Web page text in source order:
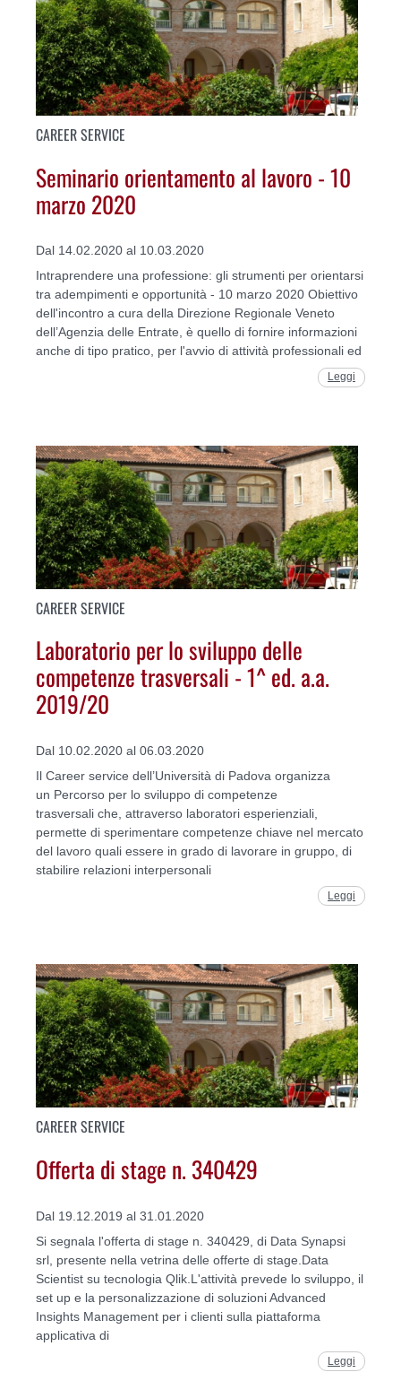
CAREER SERVICE
Seminario orientamento al lavoro - 10
marzo 2020
Dal 14.02.2020 al 10.03.2020
Intraprendere una professione: gli strumenti per orientarsi
tra adempimenti e opportunità - 10 marzo 2020 Obiettivo
dell'incontro a cura della Direzione Regionale Veneto
dell’Agenzia delle Entrate, è quello di fornire informazioni
anche di tipo pratico, per l'avvio di attività professionali ed
Leggi
CAREER SERVICE
Laboratorio per lo sviluppo delle
competenze trasversali - 1^ ed. a.a.
2019/20
Dal 10.02.2020 al 06.03.2020
Il Career service dell’Università di Padova organizza
un Percorso per lo sviluppo di competenze
trasversali che, attraverso laboratori esperienziali,
permette di sperimentare competenze chiave nel mercato
del lavoro quali essere in grado di lavorare in gruppo, di
stabilire relazioni interpersonali
Leggi
CAREER SERVICE
Offerta di stage n. 340429
Dal 19.12.2019 al 31.01.2020
Si segnala l'offerta di stage n. 340429, di Data Synapsi
srl, presente nella vetrina delle offerte di stage.Data
Scientist su tecnologia Qlik.L'attività prevede lo sviluppo, il
set up e la personalizzazione di soluzioni Advanced
Insights Management per i clienti sulla piattaforma
applicativa di
Leggi